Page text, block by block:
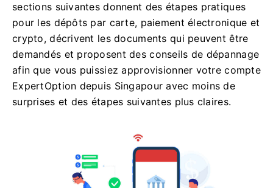
sections suivantes donnent des étapes pratiques
pour les dépôts par carte, paiement électronique et
crypto, décrivent les documents qui peuvent être
demandés et proposent des conseils de dépannage
afin que vous puissiez approvisionner votre compte
ExpertOption depuis Singapour avec moins de
surprises et des étapes suivantes plus claires.